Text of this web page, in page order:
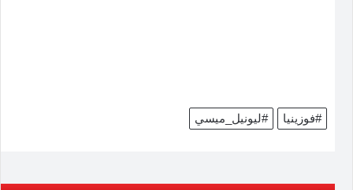
#ليونيل_ميسي #فوزينيا